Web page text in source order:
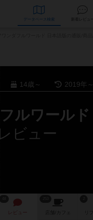
データベース
14歳～ 2019年～
ルワールド
ビュー
レビュー 店舗/ カフェ